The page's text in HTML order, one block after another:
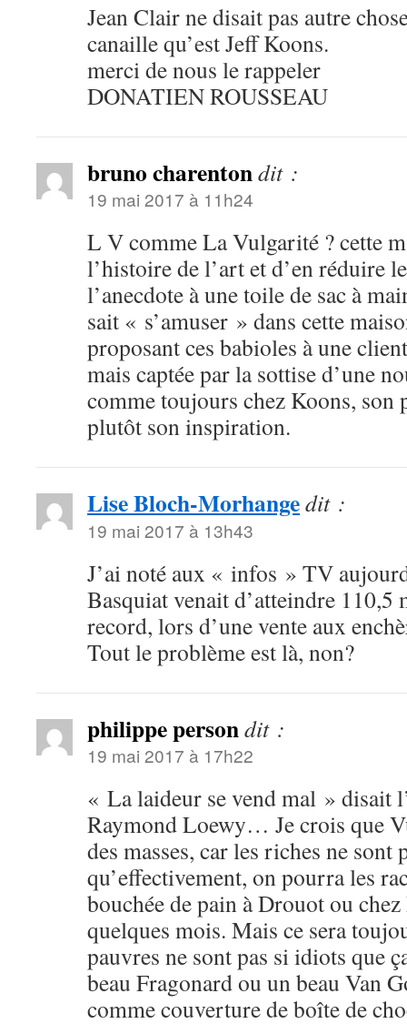
Jean Clair ne disait pas autre
canaille qu’est Jeff Koons.
merci de nous le rappeler
DONATIEN ROUSSEAU
bruno charentondit :
19 mai 2017 à 11h24
L V comme La Vulgarité ? cette
l’histoire de l’art et d’en réduire
l’anecdote à une toile de sac à
sait « s’amuser » dans cette
proposant ces babioles à une
mais captée par la sottise d’une
comme toujours chez Koons, son
plutôt son inspiration.
Lise Bloch-Morhangedit :
19 mai 2017 à 13h43
J’ai noté aux « infos » TV
Basquiat venait d’atteindre 110,5
record, lors d’une vente aux
Tout le problème est là, non?
philippe persondit :
19 mai 2017 à 17h22
« La laideur se vend mal » disait
Raymond Loewy… Je crois que
des masses, car les riches ne sont
qu’effectivement, on pourra les
bouchée de pain à Drouot ou
quelques mois. Mais ce sera
pauvres ne sont pas si idiots que
beau Fragonard ou un beau Van
comme couverture de boîte de